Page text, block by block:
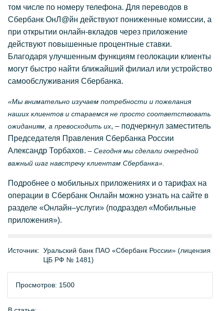
том числе по номеру телефона. Для переводов в
Сбербанк ОнЛ@йн действуют пониженные комиссии, а
при открытии онлайн-вкладов через приложение
действуют повышенные процентные ставки.
Благодаря улучшенным функциям геолокации клиенты
могут быстро найти ближайший филиал или устройство
самообслуживания Сбербанка.
«Мы внимательно изучаем потребности и пожелания
наших клиентов и стараемся не просто соответствовать
ожиданиям, а превосходить их, – подчеркнул заместитель
Председателя Правления Сбербанка России
Александр Торбахов. – Сегодня мы сделали очередной
важный шаг навстречу клиентам Сбербанка».
Подробнее о мобильных приложениях и о тарифах на
операции в Сбербанк Онлайн можно узнать на сайте в
разделе «Онлайн–услуги» (подраздел «Мобильные
приложения»).
Источник: Уральский банк ПАО «Сбербанк России» (лицензия
ЦБ РФ № 1481)
Просмотров: 1500